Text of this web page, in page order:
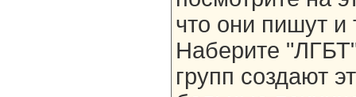
что они пишут и
Наберите
групп создают